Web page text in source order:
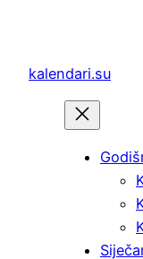
sadržaja
kalendari.su